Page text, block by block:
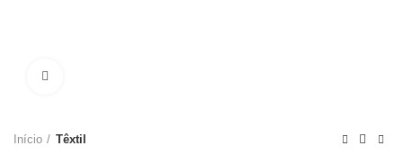
Início Têxtil